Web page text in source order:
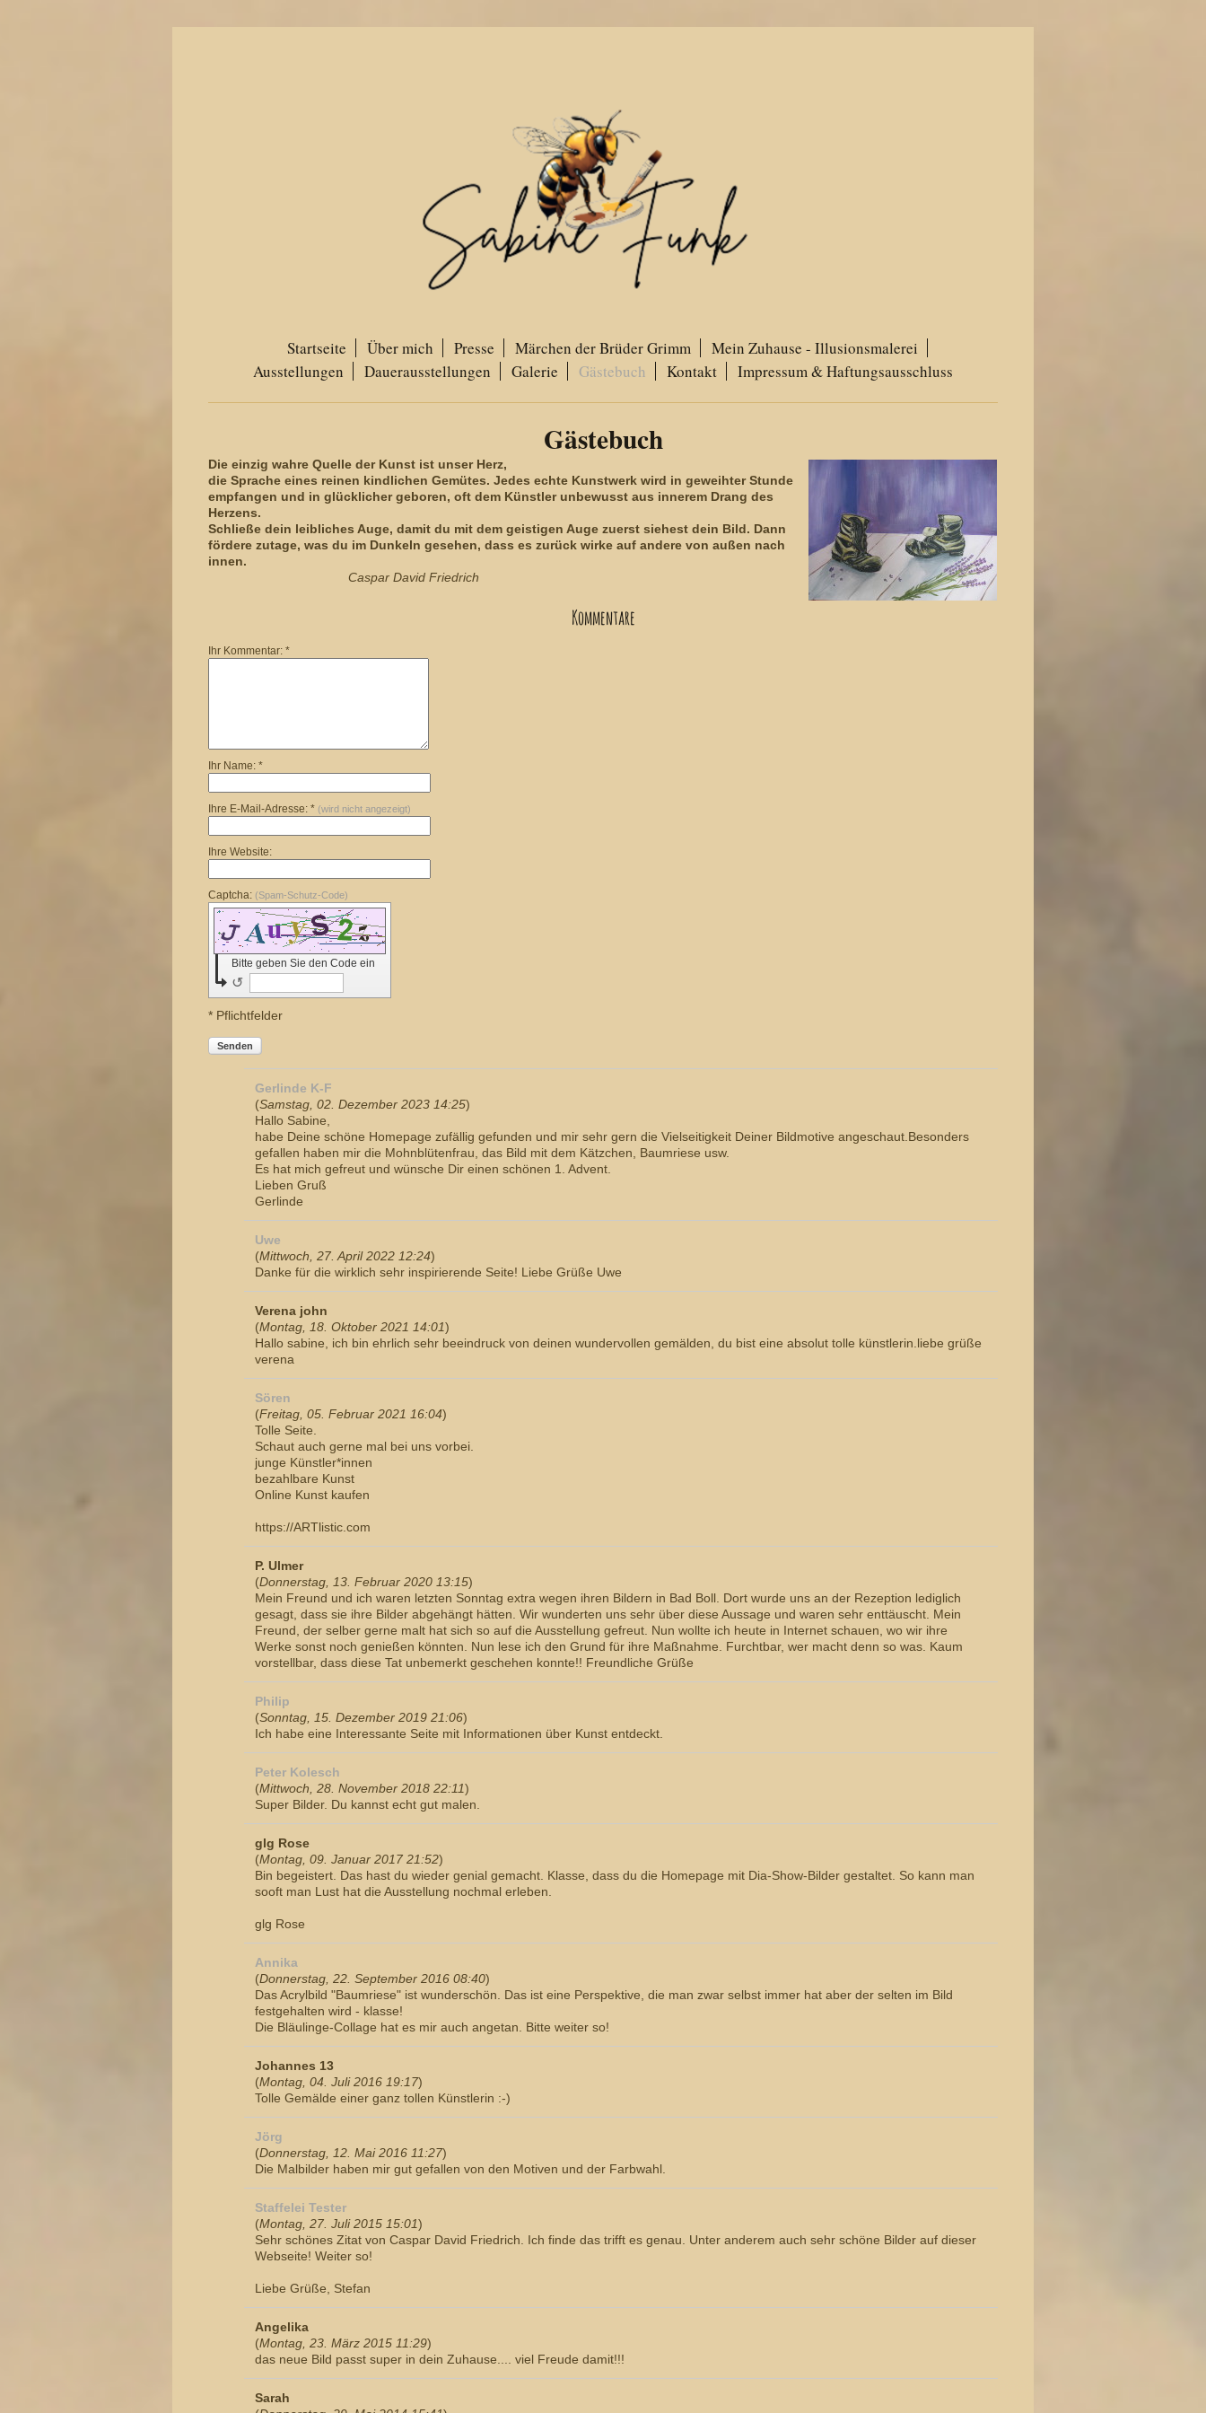
Startseite Über mich Presse Märchen der Brüder Grimm
Mein Zuhause - Illusionsmalerei
Ausstellungen
Dauerausstellungen Galerie Gästebuch Kontakt Impressum & Haftungsausschluss
Gästebuch
Die einzig wahre Quelle der Kunst ist unser Herz,
die Sprache eines reinen kindlichen Gemütes. Jedes echte Kunstwerk wird in geweihter Stunde
empfangen und in glücklicher geboren, oft dem Künstler unbewusst aus innerem Drang des
Herzens.
Schließe dein leibliches Auge, damit du mit dem geistigen Auge zuerst siehest dein Bild. Dann
fördere zutage, was du im Dunkeln gesehen, dass es zurück wirke auf andere von außen nach
innen.
Caspar David Friedrich
Kommentare
Ihr Kommentar: *
Ihr Name: *
Ihre E-Mail-Adresse: * (wird nicht angezeigt)
Ihre Website:
Captcha: (Spam-Schutz-Code)
Bitte geben Sie den Code ein
↺
* Pflichtfelder
Senden
Gerlinde K-F
(Samstag, 02. Dezember 2023 14:25)
Hallo Sabine,
habe Deine schöne Homepage zufällig gefunden und mir sehr gern die Vielseitigkeit Deiner Bildmotive angeschaut.Besonders
gefallen haben mir die Mohnblütenfrau, das Bild mit dem Kätzchen, Baumriese usw.
Es hat mich gefreut und wünsche Dir einen schönen 1. Advent.
Lieben Gruß
Gerlinde
Uwe
(Mittwoch, 27. April 2022 12:24)
Danke für die wirklich sehr inspirierende Seite! Liebe Grüße Uwe
Verena john
(Montag, 18. Oktober 2021 14:01)
Hallo sabine, ich bin ehrlich sehr beeindruck von deinen wundervollen gemälden, du bist eine absolut tolle künstlerin.liebe grüße
verena
Sören
(Freitag, 05. Februar 2021 16:04)
Tolle Seite.
Schaut auch gerne mal bei uns vorbei.
junge Künstler*innen
bezahlbare Kunst
Online Kunst kaufen
https://ARTlistic.com
P. Ulmer
(Donnerstag, 13. Februar 2020 13:15)
Mein Freund und ich waren letzten Sonntag extra wegen ihren Bildern in Bad Boll. Dort wurde uns an der Rezeption lediglich
gesagt, dass sie ihre Bilder abgehängt hätten. Wir wunderten uns sehr über diese Aussage und waren sehr enttäuscht. Mein
Freund, der selber gerne malt hat sich so auf die Ausstellung gefreut. Nun wollte ich heute in Internet schauen, wo wir ihre
Werke sonst noch genießen könnten. Nun lese ich den Grund für ihre Maßnahme. Furchtbar, wer macht denn so was. Kaum
vorstellbar, dass diese Tat unbemerkt geschehen konnte!! Freundliche Grüße
Philip
(Sonntag, 15. Dezember 2019 21:06)
Ich habe eine Interessante Seite mit Informationen über Kunst entdeckt.
Peter Kolesch
(Mittwoch, 28. November 2018 22:11)
Super Bilder. Du kannst echt gut malen.
glg Rose
(Montag, 09. Januar 2017 21:52)
Bin begeistert. Das hast du wieder genial gemacht. Klasse, dass du die Homepage mit Dia-Show-Bilder gestaltet. So kann man
sooft man Lust hat die Ausstellung nochmal erleben.
glg Rose
Annika
(Donnerstag, 22. September 2016 08:40)
Das Acrylbild "Baumriese" ist wunderschön. Das ist eine Perspektive, die man zwar selbst immer hat aber der selten im Bild
festgehalten wird - klasse!
Die Bläulinge-Collage hat es mir auch angetan. Bitte weiter so!
Johannes 13
(Montag, 04. Juli 2016 19:17)
Tolle Gemälde einer ganz tollen Künstlerin :-)
Jörg
(Donnerstag, 12. Mai 2016 11:27)
Die Malbilder haben mir gut gefallen von den Motiven und der Farbwahl.
Staffelei Tester
(Montag, 27. Juli 2015 15:01)
Sehr schönes Zitat von Caspar David Friedrich. Ich finde das trifft es genau. Unter anderem auch sehr schöne Bilder auf dieser
Webseite! Weiter so!
Liebe Grüße, Stefan
Angelika
(Montag, 23. März 2015 11:29)
das neue Bild passt super in dein Zuhause.... viel Freude damit!!!
Sarah